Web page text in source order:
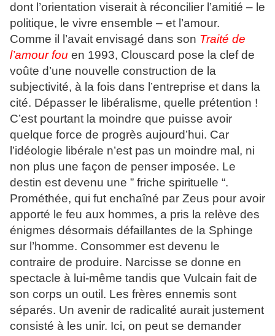
dont l’orientation viserait à réconcilier l’amitié – le
politique, le vivre ensemble – et l’amour.
Comme il l’avait envisagé dans son Traité de
l’amour fou en 1993, Clouscard pose la clef de
voûte d’une nouvelle construction de la
subjectivité, à la fois dans l’entreprise et dans la
cité. Dépasser le libéralisme, quelle prétention !
C’est pourtant la moindre que puisse avoir
quelque force de progrès aujourd’hui. Car
l’idéologie libérale n’est pas un moindre mal, ni
non plus une façon de penser imposée. Le
destin est devenu une ” friche spirituelle “.
Prométhée, qui fut enchaîné par Zeus pour avoir
apporté le feu aux hommes, a pris la relève des
énigmes désormais défaillantes de la Sphinge
sur l’homme. Consommer est devenu le
contraire de produire. Narcisse se donne en
spectacle à lui-même tandis que Vulcain fait de
son corps un outil. Les frères ennemis sont
séparés. Un avenir de radicalité aurait justement
consisté à les unir. Ici, on peut se demander